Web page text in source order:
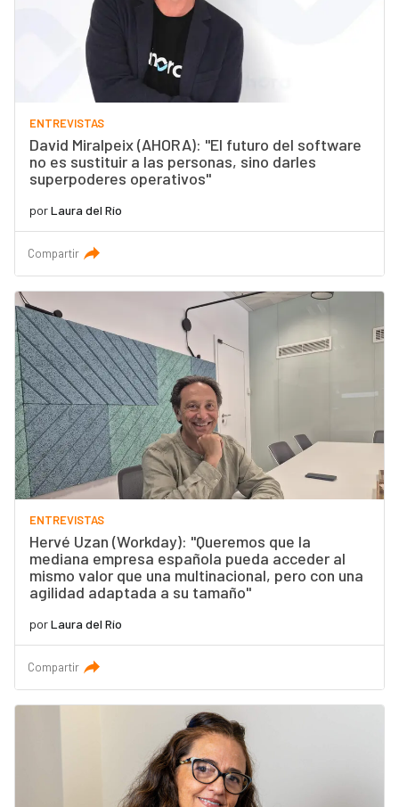
ENTREVISTAS
David Miralpeix (AHORA): "El futuro del software
no es sustituir a las personas, sino darles
superpoderes operativos"
porLaura del Río
Compartir
ENTREVISTAS
Hervé Uzan (Workday): "Queremos que la
mediana empresa española pueda acceder al
mismo valor que una multinacional, pero con una
agilidad adaptada a su tamaño"
porLaura del Río
Compartir